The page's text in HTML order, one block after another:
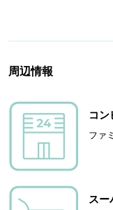
周辺情報
コン
ファ
スー